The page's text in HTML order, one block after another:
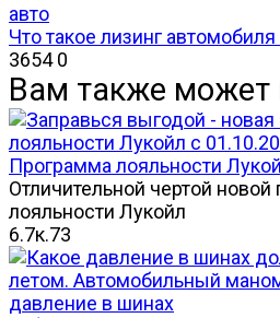
авто
Что такое лизинг
3654 0
Вам также может
Программа лояльности
Отличительной чертой
лояльности Лукойл
6.7к.73